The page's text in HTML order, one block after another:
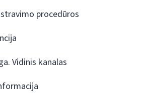
procedūros
Vidinis kanalas